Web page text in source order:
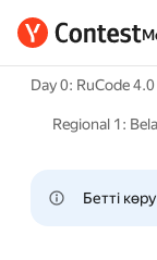
Day 0: RuCode 4.0
Regional 1:
Бетті